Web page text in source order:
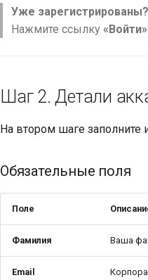
Уже зарегистрированы?
Нажмите ссылку «Войти»
Шаг 2. Детали
На втором шаге заполните
Обязательные поля
Поле
Фамилия Ваша
Email